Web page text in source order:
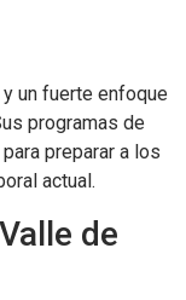
un fuerte enfoque
programas de
preparar a los
actual.
de